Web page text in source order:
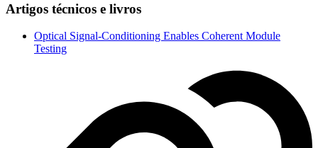
Artigos técnicos e livros
Optical Signal-Conditioning Enables Coherent Module
Testing